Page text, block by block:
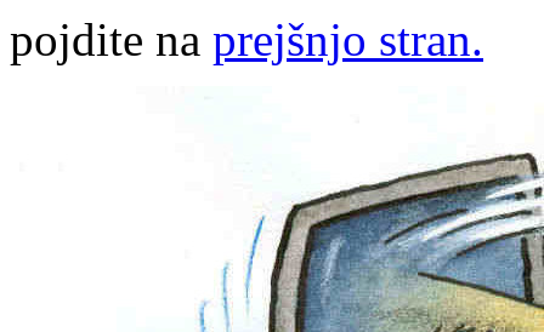
pojdite na prejšnjo stran.